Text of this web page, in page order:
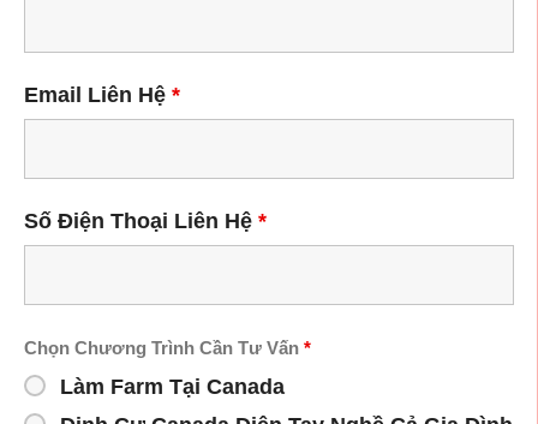
Email Liên Hệ *
Số Điện Thoại Liên Hệ *
Chọn Chương Trình Cần Tư Vấn *
Làm Farm Tại Canada